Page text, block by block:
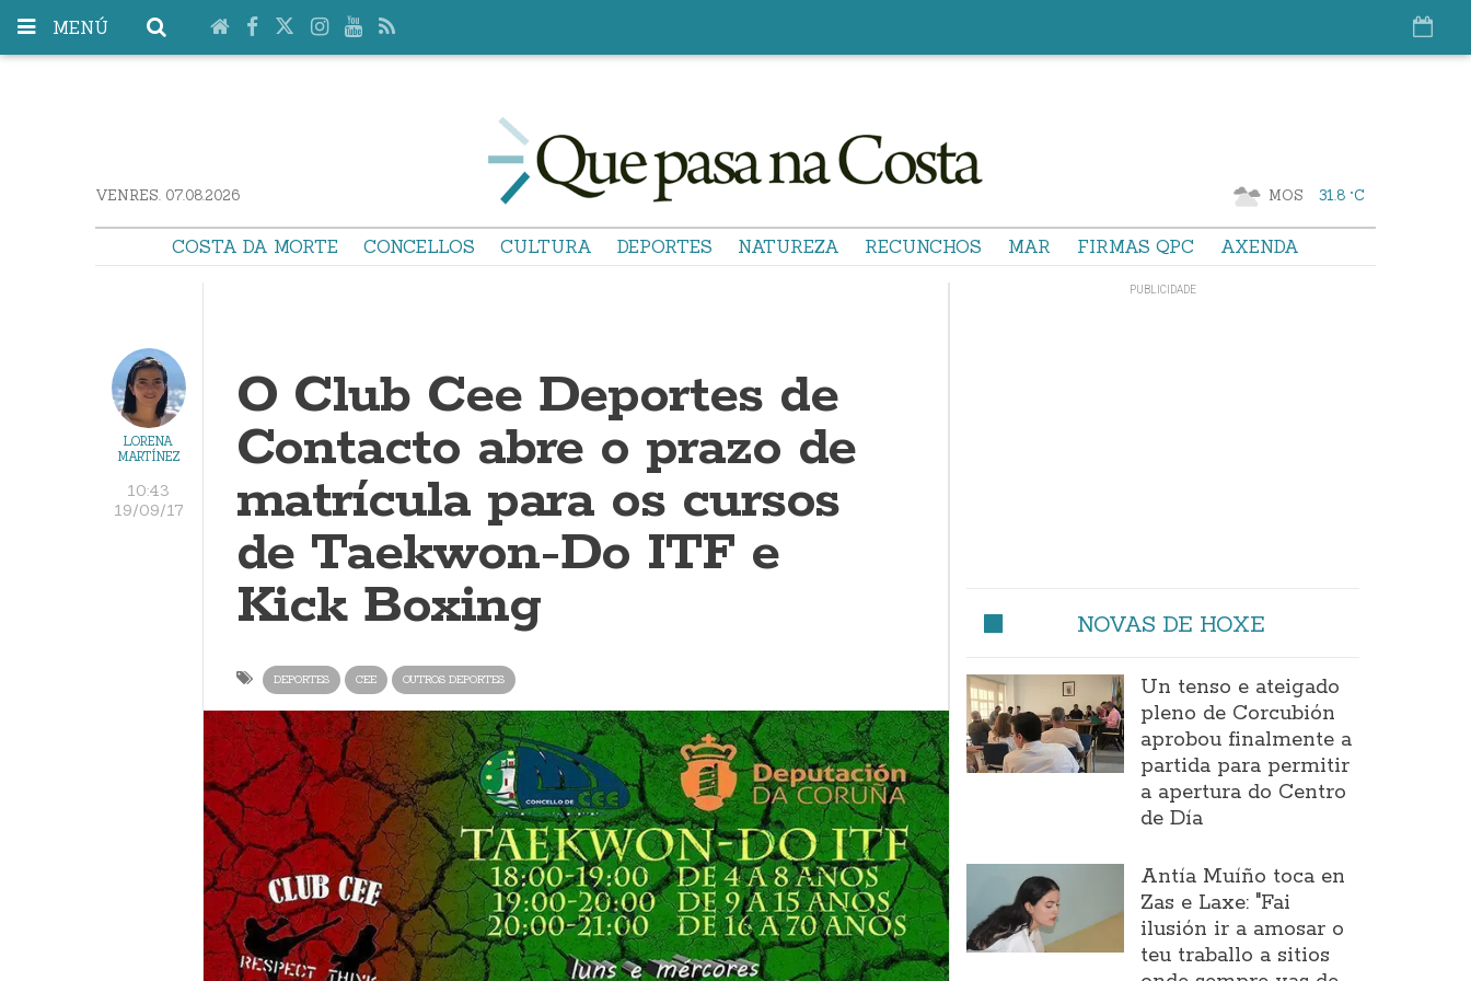
MENÚ
VENRES. 07.08.2026 MOS 31.8 °C
COSTA DA MORTE CONCELLOS CULTURA DEPORTES NATUREZA RECUNCHOS MAR FIRMAS QPC AXENDA
LORENA
MARTÍNEZ
10:43
19/09/17
O Club Cee Deportes de
Contacto abre o prazo de
matrícula para os cursos
de Taekwon-Do ITF e
Kick Boxing
DEPORTES CEE OUTROS DEPORTES
NOVAS DE HOXE
Un tenso e ateigado
pleno de Corcubión
aprobou finalmente a
partida para permitir
a apertura do Centro
de Día
Antía Muíño toca en
Zas e Laxe: "Fai
ilusión ir a amosar o
teu traballo a sitios